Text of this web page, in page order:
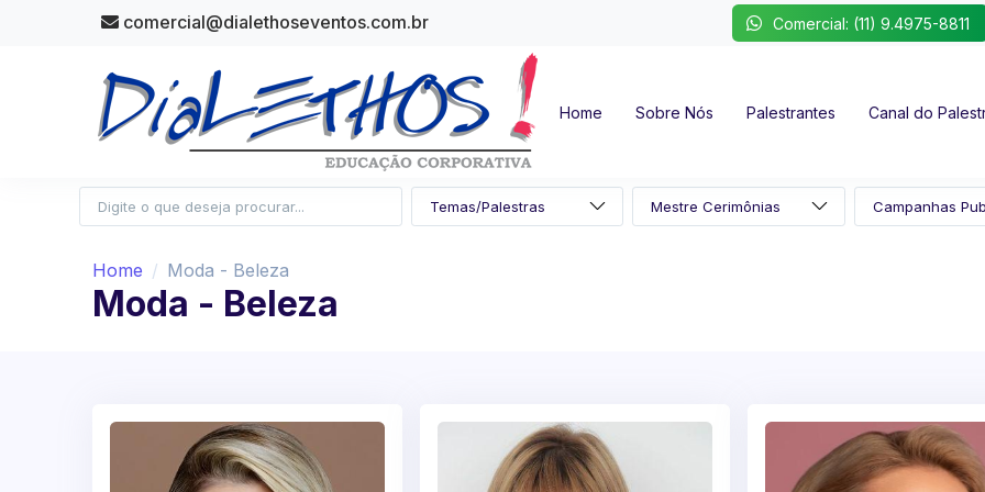
comercial@dialethoseventos.com.br Comercial: (11) 9.4975-8811
Home Sobre Nós Palestrantes Canal do
Home Moda - Beleza
Moda - Beleza